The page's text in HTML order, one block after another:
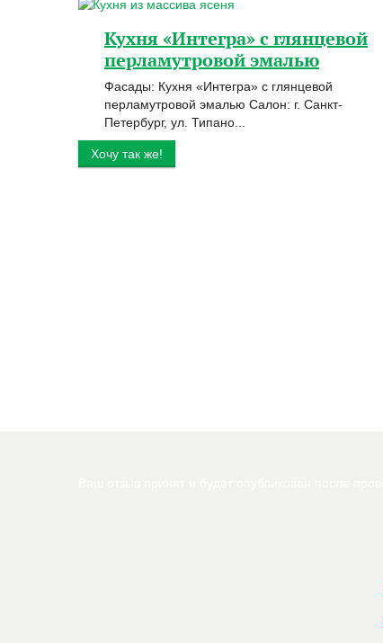
Кухня «Интегра» с глянцевой
перламутровой эмалью
Фасады: Кухня «Интегра» с глянцевой
перламутровой эмалью Салон: г. Санкт-
Петербург, ул. Типано...
Хочу так же!